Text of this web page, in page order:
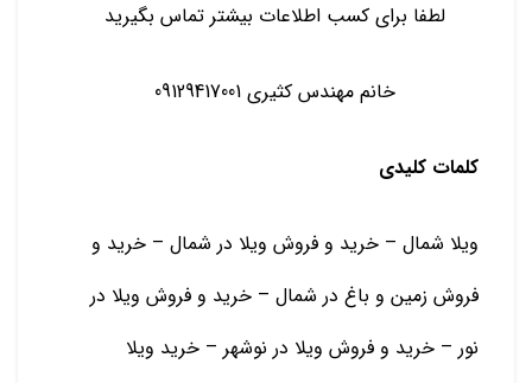
لطفا برای کسب اطلاعات بیشتر تماس بگیرید
خانم مهندس کثیری 09129417001
کلمات کلیدی
ویلا شمال – خرید و فروش ویلا در شمال – خرید و
فروش زمین و باغ در شمال – خرید و فروش ویلا در
نور – خرید و فروش ویلا در نوشهر – خرید ویلا